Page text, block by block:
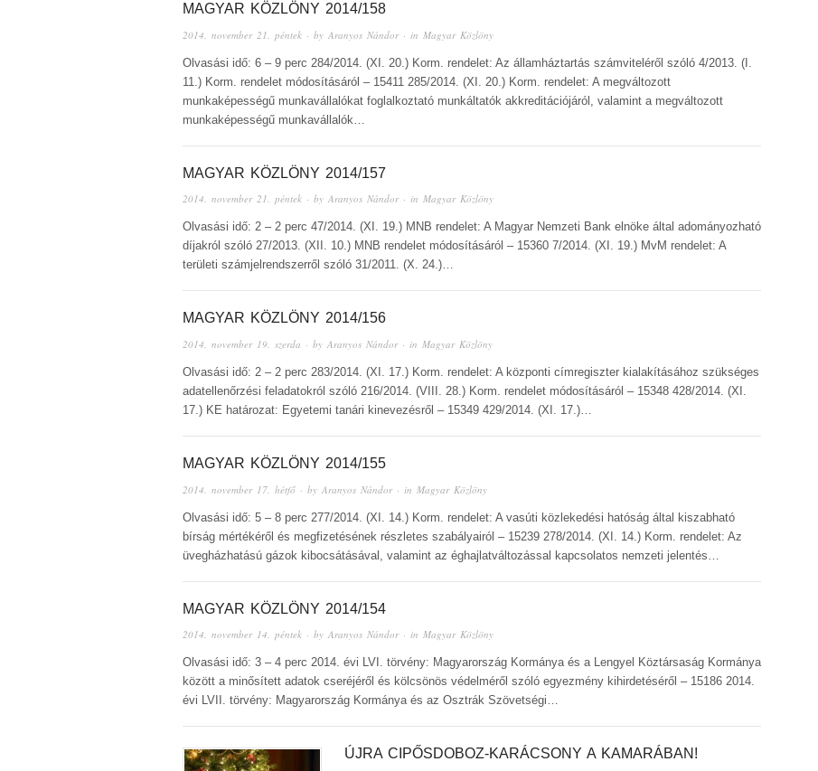
MAGYAR KÖZLÖNY 2014/158
2014. november 21. péntek · by Aranyos Nándor· in Magyar Közlöny
Olvasási idő: 6 – 9 perc 284/2014. (XI. 20.) Korm. rendelet: Az államháztartás számviteléről szóló 4/2013. (I.
11.) Korm. rendelet módosításáról – 15411 285/2014. (XI. 20.) Korm. rendelet: A megváltozott
munkaképességű munkavállalókat foglalkoztató munkáltatók akkreditációjáról, valamint a megváltozott
munkaképességű munkavállalók…
MAGYAR KÖZLÖNY 2014/157
2014. november 21. péntek · by Aranyos Nándor· in Magyar Közlöny
Olvasási idő: 2 – 2 perc 47/2014. (XI. 19.) MNB rendelet: A Magyar Nemzeti Bank elnöke által adományozható
díjakról szóló 27/2013. (XII. 10.) MNB rendelet módosításáról – 15360 7/2014. (XI. 19.) MvM rendelet: A
területi számjelrendszerről szóló 31/2011. (X. 24.)…
MAGYAR KÖZLÖNY 2014/156
2014. november 19. szerda · by Aranyos Nándor· in Magyar Közlöny
Olvasási idő: 2 – 2 perc 283/2014. (XI. 17.) Korm. rendelet: A központi címregiszter kialakításához szükséges
adatellenőrzési feladatokról szóló 216/2014. (VIII. 28.) Korm. rendelet módosításáról – 15348 428/2014. (XI.
17.) KE határozat: Egyetemi tanári kinevezésről – 15349 429/2014. (XI. 17.)…
MAGYAR KÖZLÖNY 2014/155
2014. november 17. hétfő · by Aranyos Nándor· in Magyar Közlöny
Olvasási idő: 5 – 8 perc 277/2014. (XI. 14.) Korm. rendelet: A vasúti közlekedési hatóság által kiszabható
bírság mértékéről és megfizetésének részletes szabályairól – 15239 278/2014. (XI. 14.) Korm. rendelet: Az
üvegházhatású gázok kibocsátásával, valamint az éghajlatváltozással kapcsolatos nemzeti jelentés…
MAGYAR KÖZLÖNY 2014/154
2014. november 14. péntek · by Aranyos Nándor· in Magyar Közlöny
Olvasási idő: 3 – 4 perc 2014. évi LVI. törvény: Magyarország Kormánya és a Lengyel Köztársaság Kormánya
között a minősített adatok cseréjéről és kölcsönös védelméről szóló egyezmény kihirdetéséről – 15186 2014.
évi LVII. törvény: Magyarország Kormánya és az Osztrák Szövetségi…
ÚJRA CIPŐSDOBOZ-KARÁCSONY A KAMARÁBAN!